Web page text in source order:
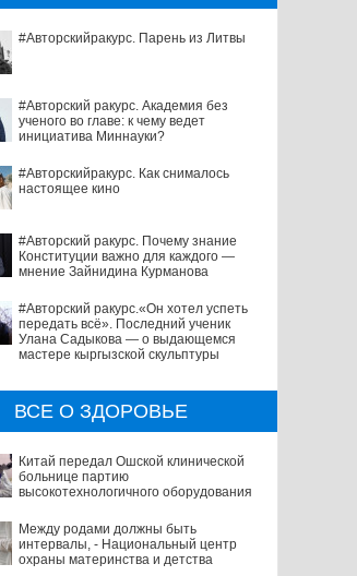
#Авторскийракурс. Парень из Литвы
#Авторский ракурс. Академия без
ученого во главе: к чему ведет
инициатива Миннауки?
#Авторскийракурс. Как снималось
настоящее кино
#Авторский ракурс. Почему знание
Конституции важно для каждого —
мнение Зайнидина Курманова
#Авторский ракурс.«Он хотел успеть
передать всё». Последний ученик
Улана Садыкова — о выдающемся
мастере кыргызской скульптуры
ВСЕ О ЗДОРОВЬЕ
Китай передал Ошской клинической
больнице партию
высокотехнологичного оборудования
Между родами должны быть
интервалы, - Национальный центр
охраны материнства и детства